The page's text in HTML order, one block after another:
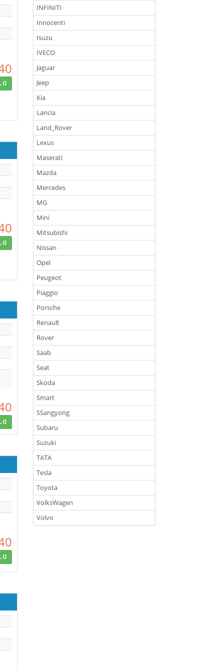
INFINITI
Innocenti
Isuzu
IVECO
Jaguar
Jeep
Kia
Lancia
Land_Rover
Lexus
Maserati
Mazda
Mercedes
MG
Mini
Mitsubishi
Nissan
Opel
Peugeot
Piaggio
Porsche
Renault
Rover
Saab
Seat
Skoda
Smart
SSangyong
Subaru
Suzuki
TATA
Tesla
Toyota
VolksWagen
Volvo